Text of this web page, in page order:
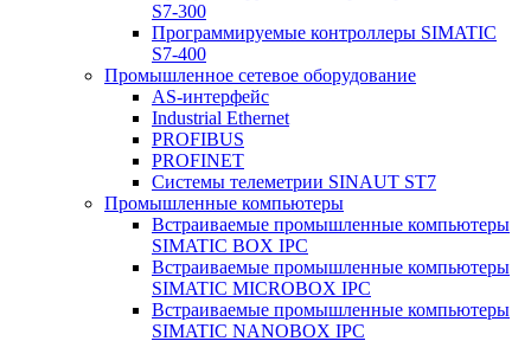
S7-300
Программируемые контроллеры SIMATIC
S7-400
Промышленное сетевое оборудование
AS-интерфейс
Industrial Ethernet
PROFIBUS
PROFINET
Системы телеметрии SINAUT ST7
Промышленные компьютеры
Встраиваемые промышленные компьютеры
SIMATIC BOX IPC
Встраиваемые промышленные компьютеры
SIMATIC MICROBOX IPC
Встраиваемые промышленные компьютеры
SIMATIC NANOBOX IPC